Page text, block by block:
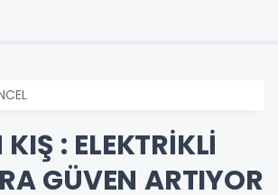
: ELEKTRİKLİ
GÜVEN ARTIYOR